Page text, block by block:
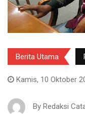
Berita Utama
Kamis, 10 Oktober
By Redaksi